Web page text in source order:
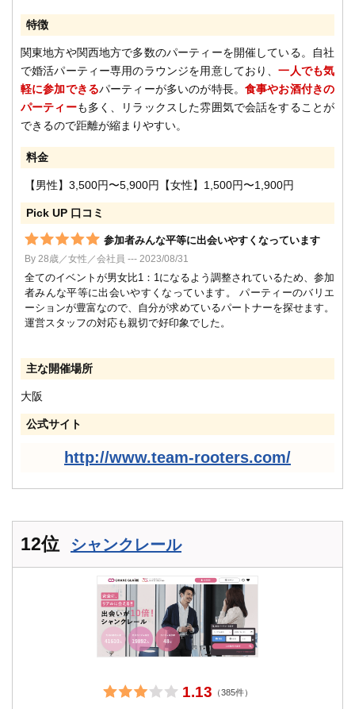
特徴
関東地方や関西地方で多数のパーティーを開催している。自社
で婚活パーティー専用のラウンジを用意しており、一人でも気
軽に参加できるパーティーが多いのが特長。 食事やお酒付きの
パーティーも多く、リラックスした雰囲気で会話をすることが
できるので距離が縮まりやすい。
料金
【男性】3,500円〜5,900円【女性】1,500円〜1,900円
Pick UP 口コミ
参加者みんな平等に出会いやすくなっています
By 28歳／女性／会社員 --- 2023/08/31
全てのイベントが男女比1：1になるよう調整されているため、参加
者みんな平等に出会いやすくなっています。 パーティーのバリエ
ーションが豊富なので、自分が求めているパートナーを探せます。
運営スタッフの対応も親切で好印象でした。
主な開催場所
大阪
公式サイト
http://www.team-rooters.com/
12位 シャンクレール
1.13 （385件）